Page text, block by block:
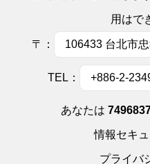
用はで
〒： 106433 台北市
TEL： +886-2-
あなたは
情報セキ
プライバ